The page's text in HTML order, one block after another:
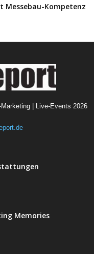
Messebau-Kompetenz
| Live-Events 2026
Memories